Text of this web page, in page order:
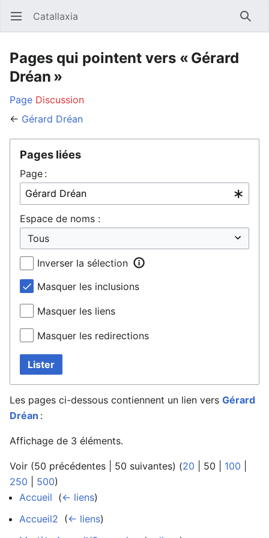
Ouvrir le menu principal Catallaxia
Pages qui pointent vers « Gérard
Dréan »
Page Discussion
← Gérard Dréan
Pages liées
Page :
Espace de noms :
Inverser la sélection
Masquer les inclusions
Masquer les liens
Masquer les redirections
Lister
Les pages ci-dessous contiennent un lien vers Gérard
Dréan :
Affichage de 3 éléments.
Voir (50 précédentes 50 suivantes) (20 50 100
250
500)
Accueil (← liens)
Accueil2 (← liens)